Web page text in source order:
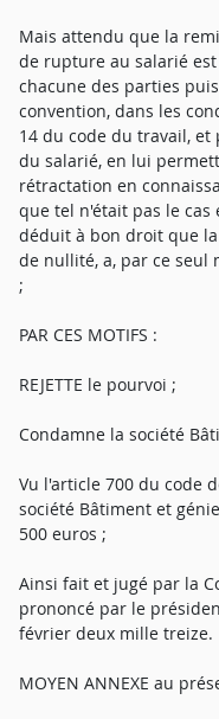
Mais attendu que la
de rupture au salarié
chacune des parties
convention, dans les
14 du code du travail,
du salarié, en lui
rétractation en
que tel n'était pas le cas
déduit à bon droit que
de nullité, a, par ce seul
;
PAR CES MOTIFS :
REJETTE le pourvoi ;
Condamne la société
Vu l'article 700 du code
société Bâtiment et
500 euros ;
Ainsi fait et jugé par la
prononcé par le
février deux mille treize.
MOYEN ANNEXE au